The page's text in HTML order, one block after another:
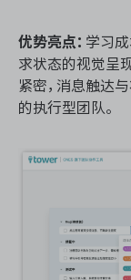
优势亮点： 学习
求状态的视觉呈
紧密，消息触达
的执行型团队。